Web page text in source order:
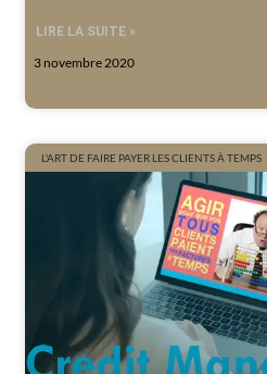
LIRE LA SUITE »
3 novembre 2020
L'ART DE FAIRE PAYER LES CLIENTS À TEMPS